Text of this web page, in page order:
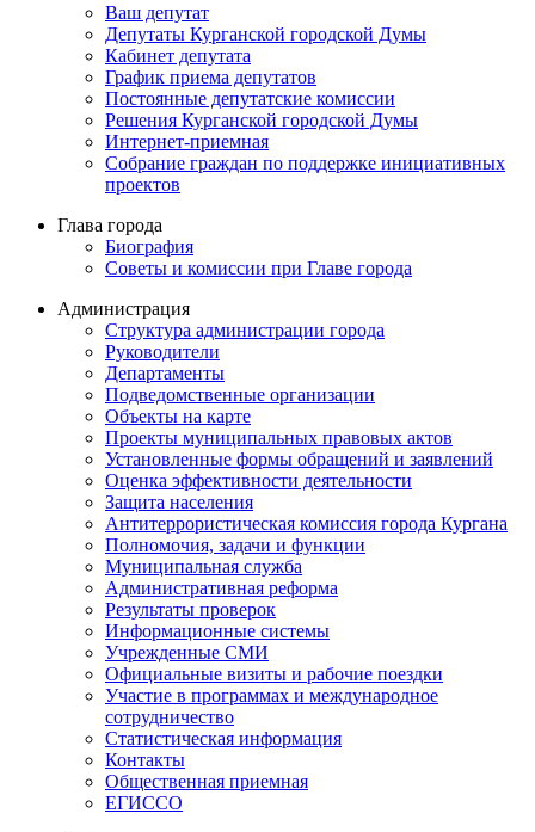
Ваш депутат
Депутаты Курганской городской Думы
Кабинет депутата
График приема депутатов
Постоянные депутатские комиссии
Решения Курганской городской Думы
Интернет-приемная
Собрание граждан по поддержке инициативных
проектов
Глава города
Биография
Советы и комиссии при Главе города
Администрация
Структура администрации города
Руководители
Департаменты
Подведомственные организации
Объекты на карте
Проекты муниципальных правовых актов
Установленные формы обращений и заявлений
Оценка эффективности деятельности
Защита населения
Антитеррористическая комиссия города Кургана
Полномочия, задачи и функции
Муниципальная служба
Административная реформа
Результаты проверок
Информационные системы
Учрежденные СМИ
Официальные визиты и рабочие поездки
Участие в программах и международное
сотрудничество
Статистическая информация
Контакты
Общественная приемная
ЕГИССО